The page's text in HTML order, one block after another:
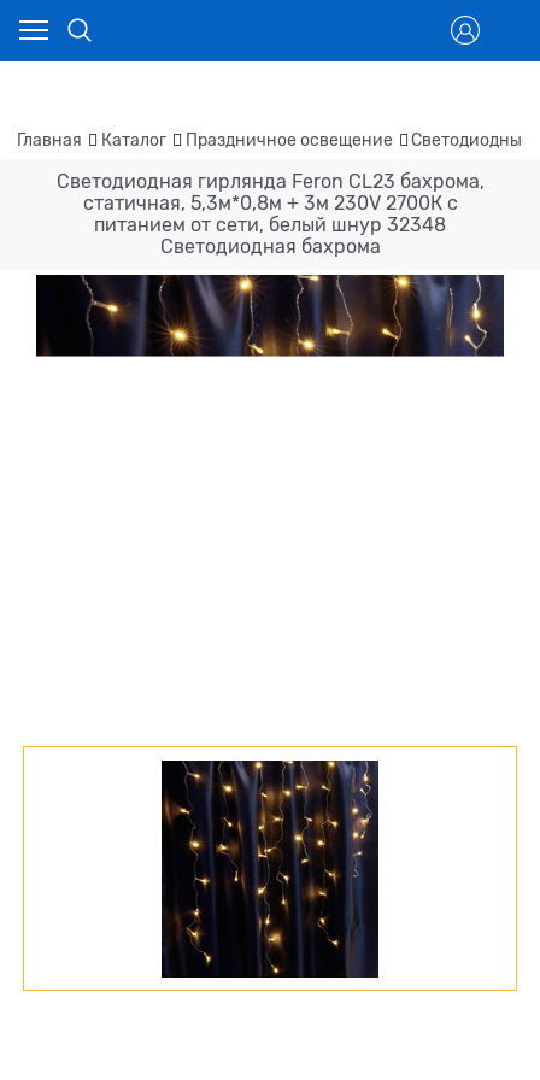
Главная Каталог Праздничное освещение Светодиодные
Светодиодная гирлянда Feron CL23 бахрома,
статичная, 5,3м*0,8м + 3м 230V 2700К c
питанием от сети, белый шнур 32348
Светодиодная бахрома